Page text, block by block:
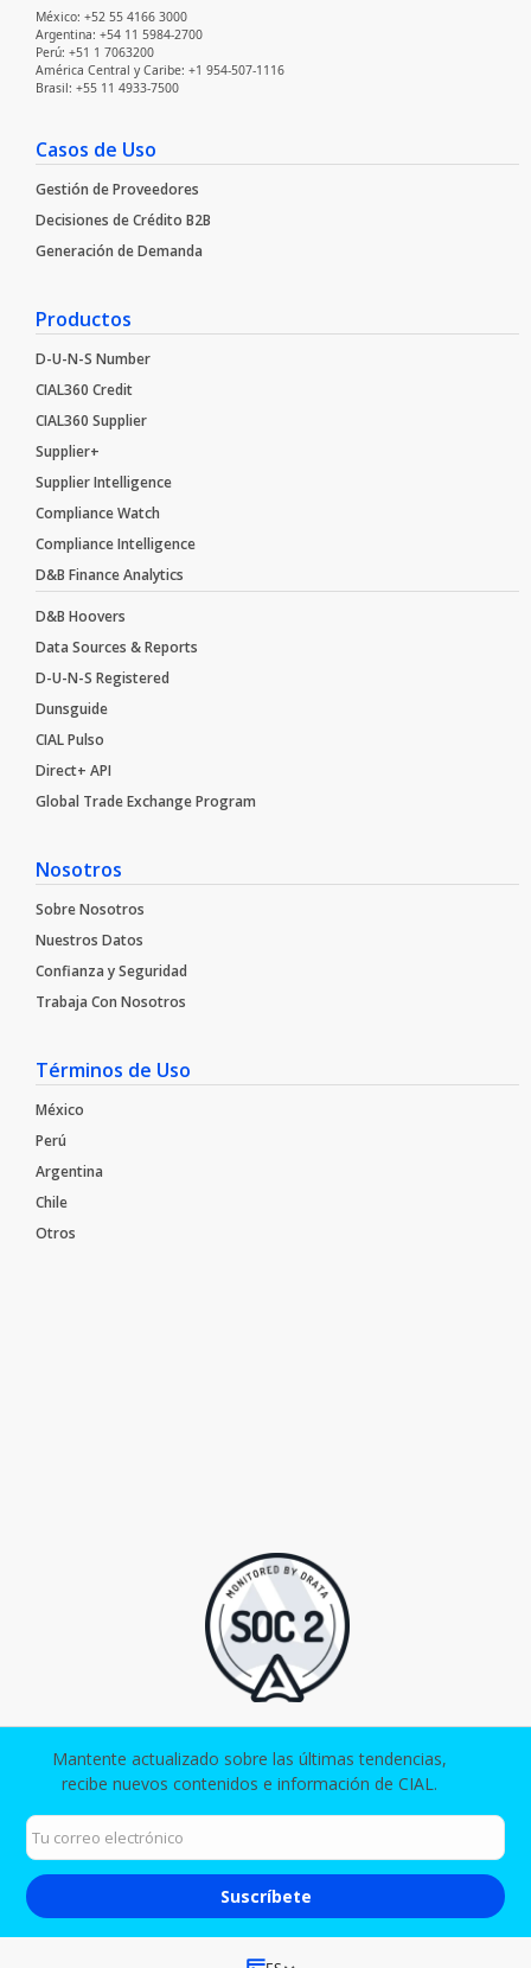
México: +52 55 4166 3000
Argentina: +54 11 5984-2700
Perú: +51 1 7063200
América Central y Caribe: +1 954-507-1116
Brasil: +55 11 4933-7500
Casos de Uso
Gestión de Proveedores
Decisiones de Crédito B2B
Generación de Demanda
Productos
D-U-N-S Number
CIAL360 Credit
CIAL360 Supplier
Supplier+
Supplier Intelligence
Compliance Watch
Compliance Intelligence
D&B Finance Analytics
D&B Hoovers
Data Sources & Reports
D-U-N-S Registered
Dunsguide
CIAL Pulso
Direct+ API
Global Trade Exchange Program
Nosotros
Sobre Nosotros
Nuestros Datos
Confianza y Seguridad
Trabaja Con Nosotros​
Términos de Uso
México
Perú
Argentina
Chile
Otros
Mantente actualizado sobre las últimas tendencias,
recibe nuevos contenidos e información de CIAL.​